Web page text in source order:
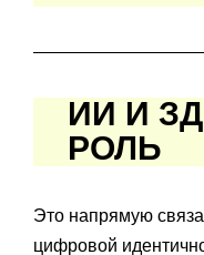
ИИ И
РОЛЬ
Это напрямую
цифровой